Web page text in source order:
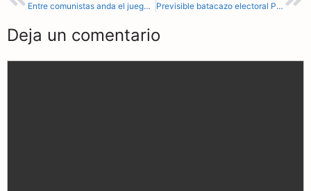
Entre comunistas anda el juego: el comunista Lula se acerca cada vez más a dictador Maduro Previsible batacazo electoral PSOE tras desmovilización total de su electorado: «Algo no hacemos bien»
Deja un comentario